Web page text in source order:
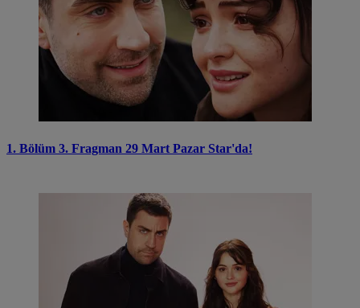
1. Bölüm 3. Fragman 29 Mart Pazar Star'da!